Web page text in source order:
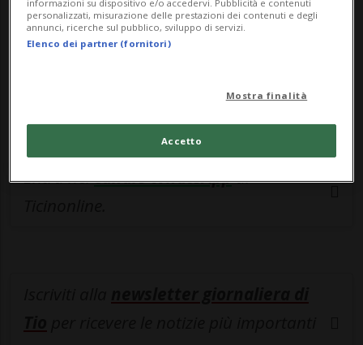
leggere questo articolo, oppure scegli
MyTioAboper accedere all'archivio e
navigare su sito e app senza pubblicità.
Entra nelcanale WhatsAppdi
informazioni su dispositivo e/o accedervi. Pubblicità e contenuti
personalizzati, misurazione delle prestazioni dei contenuti e degli
annunci, ricerche sul pubblico, sviluppo di servizi.
Elenco dei partner (fornitori)
Mostra finalità
Accetto